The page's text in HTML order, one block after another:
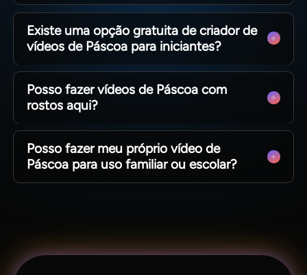
exportação integradas ao processo.
Sim. A Magiclight Al suporta criação de
personagens, uploads de imagens e modelos de
estilo. Isso torna mais fácil construir vídeos de
personalidade.
Existe uma opção gratuita de criador de
vídeos de Páscoa para iniciantes?
Sim. A Magiclight Al oferece um ponto de partida
mais simples para testar ideias de Páscoa. Isso
ajuda os iniciantes a criarem vídeos sazonais
pesado primeiro.
Posso fazer vídeos de Páscoa com
rostos aqui?
A Magiclight AI suporta o upload de imagens
para a criação de personagens e recursos visuais
personalizados. Isso pode ajudá-lo a fazer
vídeos de Páscoa com um estilo de personagem
Posso fazer meu próprio vídeo de
Páscoa para uso familiar ou escolar?